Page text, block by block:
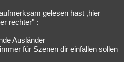
gelesen hast ,hier
rechter" :
Ausländer
für Szenen dir einfallen sollen